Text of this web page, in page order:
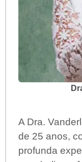
A Dra.
de 25 anos,
profunda